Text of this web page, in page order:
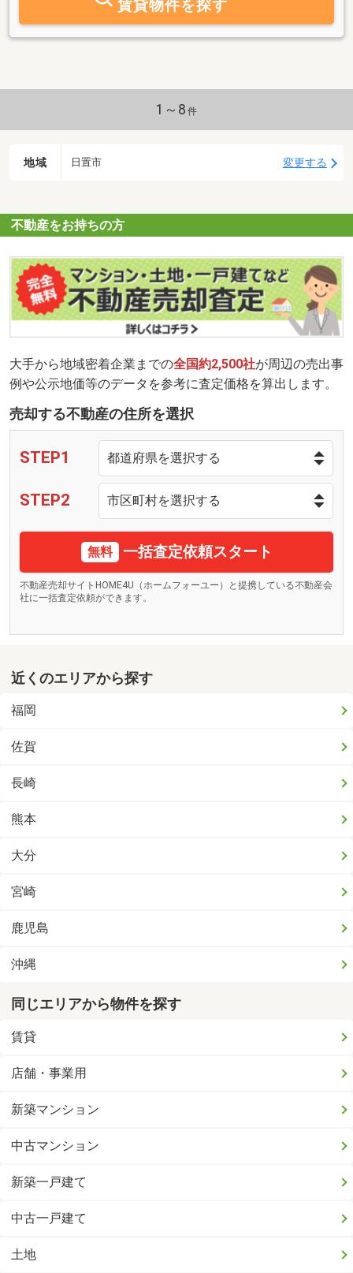
賃貸物件を探す
1～8 件
地域 日置市 変更する
不動産をお持ちの方
大手から地域密着企業までの全国約2,500社が周辺の売出事
例や公示地価等のデータを参考に査定価格を算出します。
売却する不動産の住所を選択
STEP1
STEP2
無料 一括査定依頼スタート
不動産売却サイトHOME4U（ホームフォーユー）と提携している不動産会
社に一括査定依頼ができます。
近くのエリアから探す
福岡
佐賀
長崎
熊本
大分
宮崎
鹿児島
沖縄
同じエリアから物件を探す
賃貸
店舗・事業用
新築マンション
中古マンション
新築一戸建て
中古一戸建て
土地